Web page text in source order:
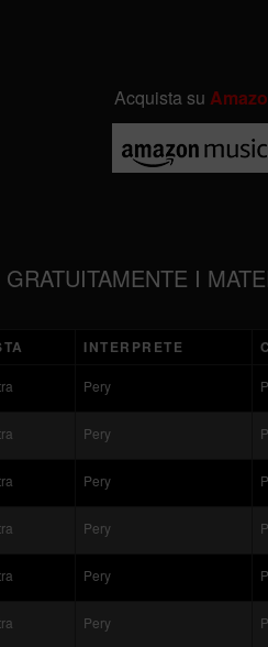
Acquista su
I
INTERPRETE
Pery
Pery
Pery
Pery
Pery
Pery